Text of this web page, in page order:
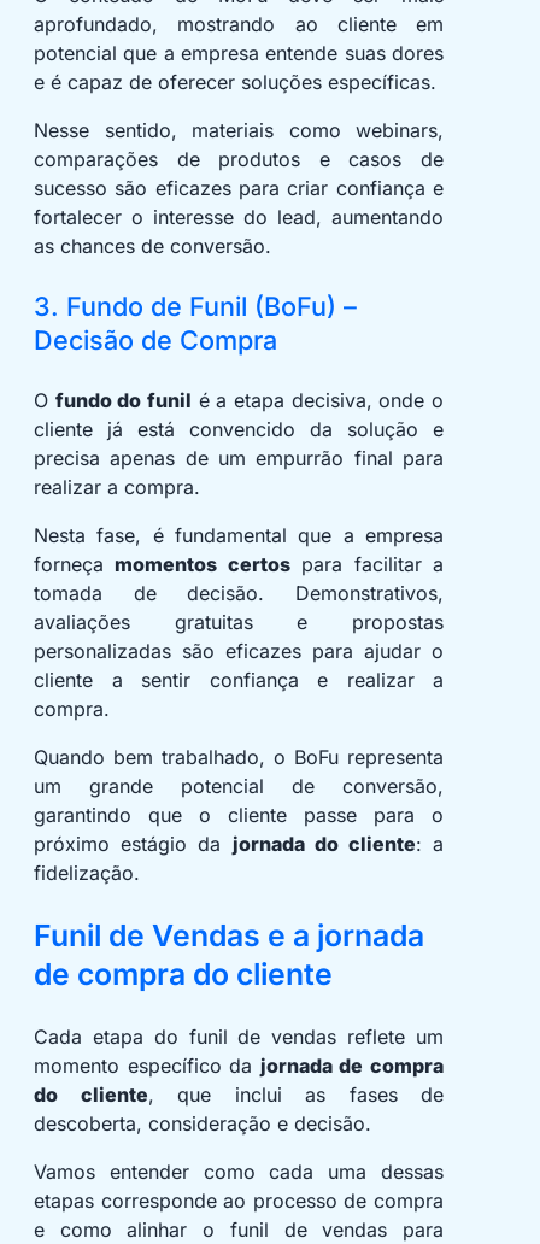
aprofundado, mostrando ao cliente em
potencial que a empresa entende suas dores
e é capaz de oferecer soluções específicas.
Nesse sentido, materiais como webinars,
comparações de produtos e casos de
sucesso são eficazes para criar confiança e
fortalecer o interesse do lead, aumentando
as chances de conversão.
3. Fundo de Funil (BoFu) –
Decisão de Compra
O fundo do funil é a etapa decisiva, onde o
cliente já está convencido da solução e
precisa apenas de um empurrão final para
realizar a compra.
Nesta fase, é fundamental que a empresa
forneça momentos certospara facilitar a
tomada de decisão. Demonstrativos,
avaliações gratuitas e propostas
personalizadas são eficazes para ajudar o
cliente a sentir confiança e realizar a
compra.
Quando bem trabalhado, o BoFu representa
um grande potencial de conversão,
garantindo que o cliente passe para o
próximo estágio da jornada do cliente: a
fidelização.
Funil de Vendas e a jornada
de compra do cliente
Cada etapa do funil de vendas reflete um
momento específico da jornada de compra
do cliente, que inclui as fases de
descoberta, consideração e decisão.
Vamos entender como cada uma dessas
etapas corresponde ao processo de compra
e como alinhar o funil de vendas para